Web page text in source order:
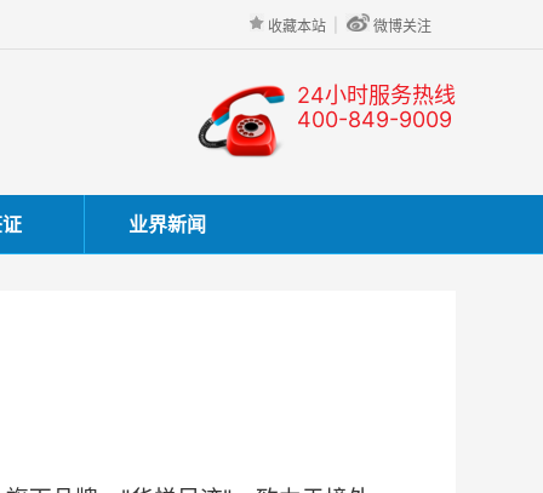
收藏本站 微博关注
24小时服务热线
400-849-9009
业界新闻